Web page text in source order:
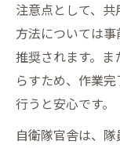
注意点として、
方法については
推奨されます。
らすため、作業
行うと安心です。
自衛隊官舎は、